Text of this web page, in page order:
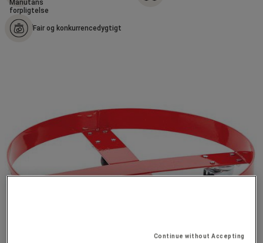
Fair og konkurrencedygtigt
Continue without Accepting